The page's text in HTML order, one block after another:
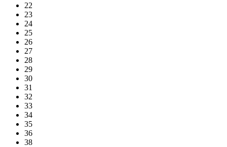
22
23
24
25
26
27
28
29
30
31
32
33
34
35
36
38